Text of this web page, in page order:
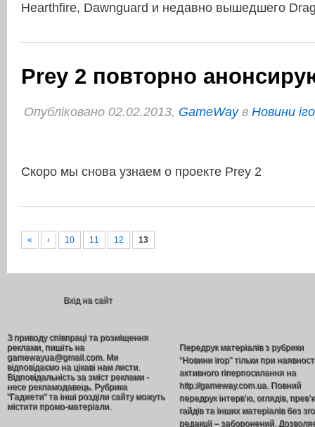
Hearthfire, Dawnguard и недавно вышедшего
Prey 2 повторно
Опубліковано 02.02.2013, GameWayв Новини
Скоро мы снова узнаем о проекте Prey 2
« ‹ 10 11 12 13
Вхід на сайт
З приводу співпраці та розміщення
реклами, пишіть на
gamewayua@gmail.com. Ми
відповідаємо на цікаві нам листи.
Відповідальність за зміст реклами -
несе рекламодавець. Рубрика
"Гаджети" та інші розділи сайту можуть
містити промо-матеріали.
Передрук матеріалів з рубрики
“Новини ігор” тільки при
активного гіперпосилання на
http://gameway.com.ua. Повний
передрук інтерв’ю, оглядів,
гайдів та інших матеріалів без
редакції – заборонений.